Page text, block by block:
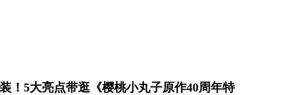
！5大亮点带逛《樱桃小丸子原作40周年特